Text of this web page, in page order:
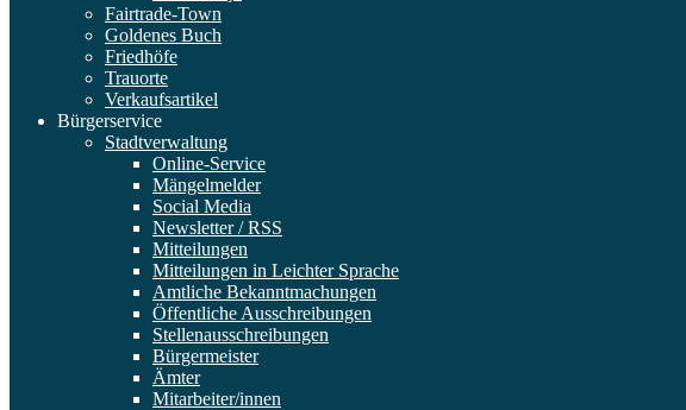
Fairtrade-Town
Goldenes Buch
Friedhöfe
Trauorte
Verkaufsartikel
Bürgerservice
Stadtverwaltung
Online-Service
Mängelmelder
Social Media
Newsletter / RSS
Mitteilungen
Mitteilungen in Leichter Sprache
Amtliche Bekanntmachungen
Öffentliche Ausschreibungen
Stellenausschreibungen
Bürgermeister
Ämter
Mitarbeiter/innen